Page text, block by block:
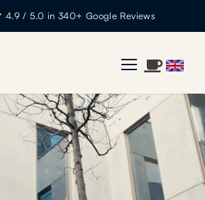
4.9 / 5.0 in 340+ Google Reviews